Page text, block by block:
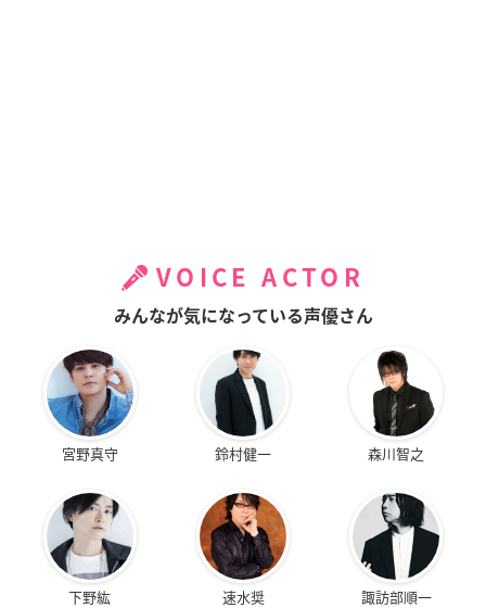
VOICE ACTOR
みんなが気になっている声優さん
宮野真守 鈴村健一 森川智之
下野紘 速水奨 諏訪部順一